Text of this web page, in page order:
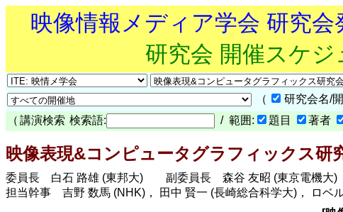
映像情報メディア学会 研究会
研究会 開催スケジ
（
研究会名/
（ 講演検索 検索語: / 範囲: 題目 著者
映像表現&コンピュータグラフィックス研
委員長 白石 路雄 (東邦大) 副委員長 森谷 友昭 (東京電機大)
担当幹事 吉野 数馬 (NHK)， 田中 賢一 (長崎総合科学大)， ロベ